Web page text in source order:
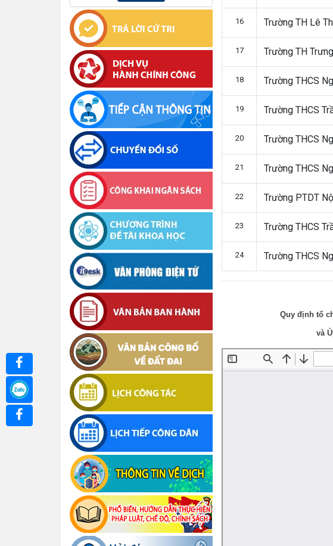
16 Trường TH Lê
17 Trường TH
18 Trường THCS
19 Trường THCS
20 Trường THCS
21 Trường THCS
22 Trường PTDT
23 Trường THCS
24 Trường THCS
Quy định tổ
và